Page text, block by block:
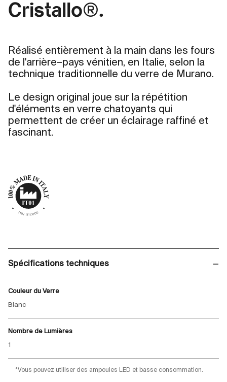
Cristallo®.
Réalisé entièrement à la main dans les fours
de l'arrière–pays vénitien, en Italie, selon la
technique traditionnelle du verre de Murano.
Le design original joue sur la répétition
d'éléments en verre chatoyants qui
permettent de créer un éclairage raffiné et
fascinant.
Spécifications techniques
Couleur du Verre
Blanc
Nombre de Lumières
1
*Vous pouvez utiliser des ampoules LED et basse consommation.